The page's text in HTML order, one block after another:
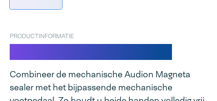
PRODUCTINFORMATIE
Combineer de mechanische Audion Magneta
sealer met het bijpassende mechanische